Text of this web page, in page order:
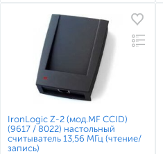
IronLogic Z-2 (мод.MF CCID)
(9617 / 8022) настольный
считыватель 13,56 МГц (чтение/
запись)